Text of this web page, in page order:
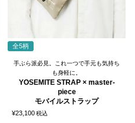
全5柄
手ぶら派必見。これ一つで手元も気持ち
も身軽に。
YOSEMITE STRAP × master-
piece
モバイルストラップ
¥23,100税込